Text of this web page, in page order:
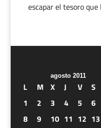
escapar el tesoro
agosto 2011
L M X J V S
1
2 3 4 5 6
8
9 10 11 12 13